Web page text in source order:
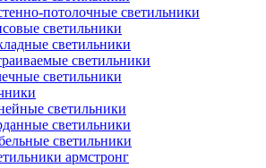
потолочные светильники
светильники
светильники
светильники
светильники
светильники
светильники
светильники
армстронг